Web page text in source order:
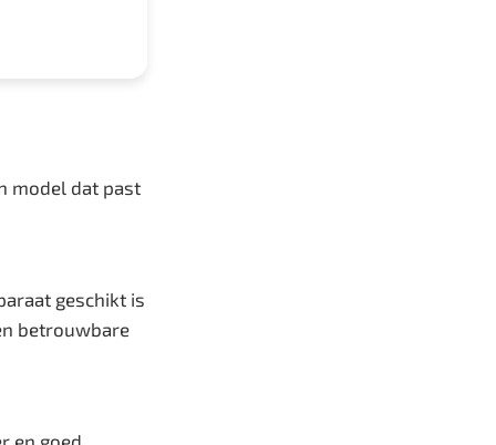
model dat past
geschikt is
betrouwbare